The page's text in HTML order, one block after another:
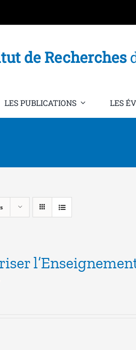
de Recherches
LES PUBLICATIONS LES